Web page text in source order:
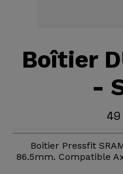
Boîtier
-
Boitier Pressfit
86.5mm. Compatible